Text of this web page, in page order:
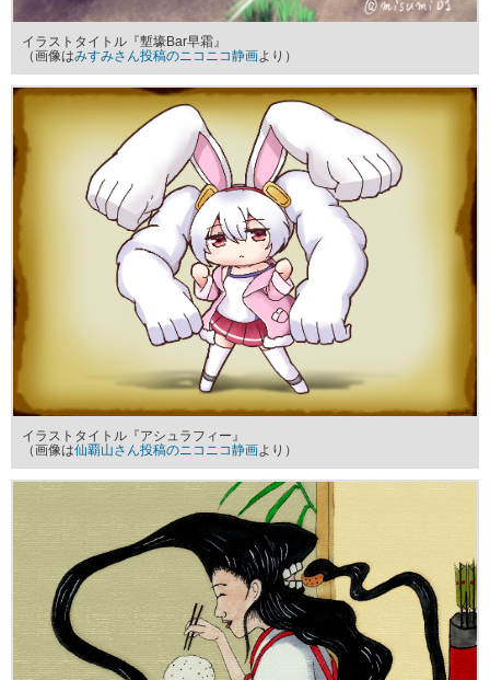
イラストタイトル『塹壕Bar早霜』
（画像はみすみさん投稿のニコニコ静画より）
イラストタイトル『アシュラフィー』
（画像は仙覇山さん投稿のニコニコ静画より）